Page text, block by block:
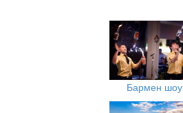
Бармен шоу